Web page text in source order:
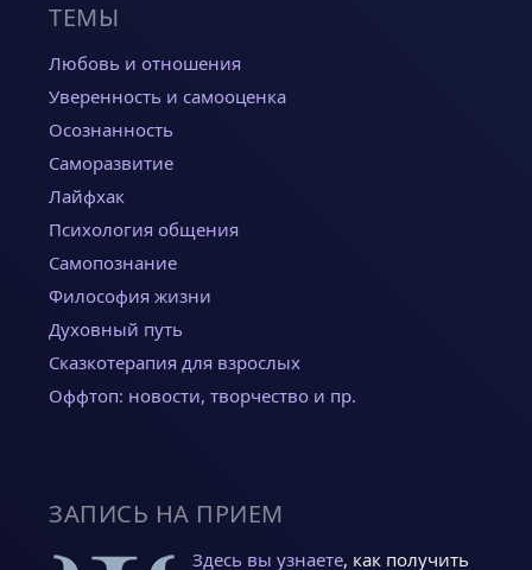
ТЕМЫ
Любовь и отношения
Уверенность и самооценка
Осознанность
Саморазвитие
Лайфхак
Психология общения
Самопознание
Философия жизни
Духовный путь
Сказкотерапия для взрослых
Оффтоп: новости, творчество и пр.
ЗАПИСЬ НА ПРИЕМ
Здесь вы узнаете, как получить